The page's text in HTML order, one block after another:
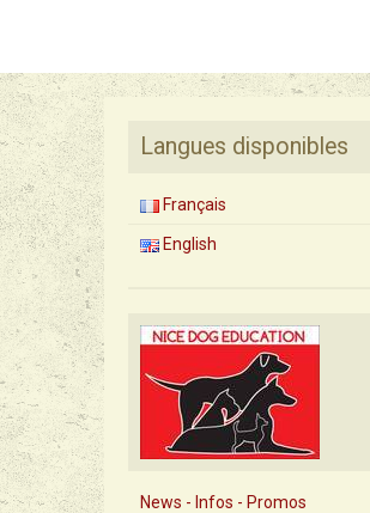
Langues disponibles
Français
English
News - Infos - Promos